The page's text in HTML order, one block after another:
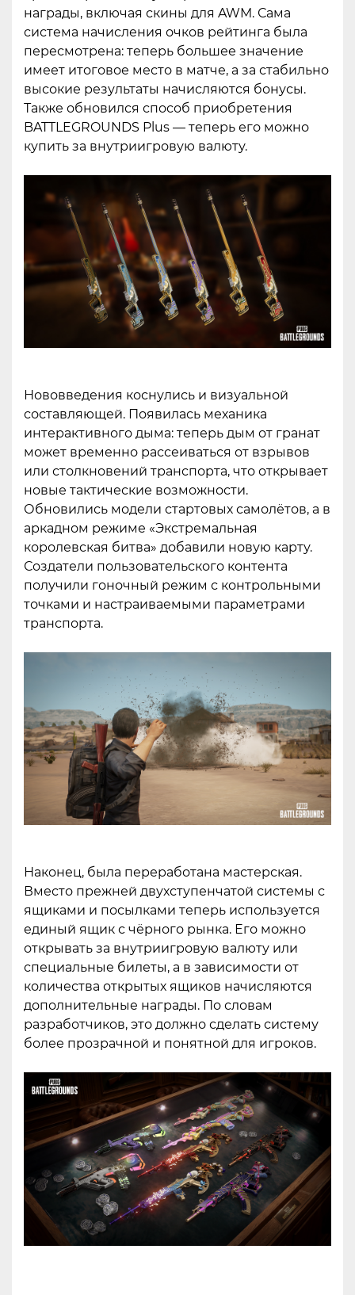
награды, включая скины для AWM. Сама
система начисления очков рейтинга была
пересмотрена: теперь большее значение
имеет итоговое место в матче, а за стабильно
высокие результаты начисляются бонусы.
Также обновился способ приобретения
BATTLEGROUNDS Plus — теперь его можно
купить за внутриигровую валюту.
Нововведения коснулись и визуальной
составляющей. Появилась механика
интерактивного дыма: теперь дым от гранат
может временно рассеиваться от взрывов
или столкновений транспорта, что открывает
новые тактические возможности.
Обновились модели стартовых самолётов, а в
аркадном режиме «Экстремальная
королевская битва» добавили новую карту.
Создатели пользовательского контента
получили гоночный режим с контрольными
точками и настраиваемыми параметрами
транспорта.
Наконец, была переработана мастерская.
Вместо прежней двухступенчатой системы с
ящиками и посылками теперь используется
единый ящик с чёрного рынка. Его можно
открывать за внутриигровую валюту или
специальные билеты, а в зависимости от
количества открытых ящиков начисляются
дополнительные награды. По словам
разработчиков, это должно сделать систему
более прозрачной и понятной для игроков.